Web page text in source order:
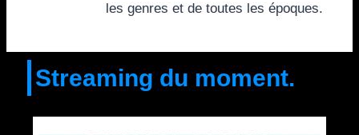
les genres et de toutes les époques.
Streaming du moment.